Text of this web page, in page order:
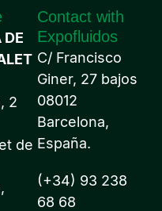
DE
2
de
Contact with
Expofluidos
C/ Francisco
Giner, 27 bajos
08012
Barcelona,
España.
(+34) 93 238
68 68